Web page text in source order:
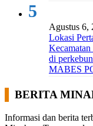
5
Agustus 6,
Lokasi
di
MABES
BERITA
Informasi dan berita